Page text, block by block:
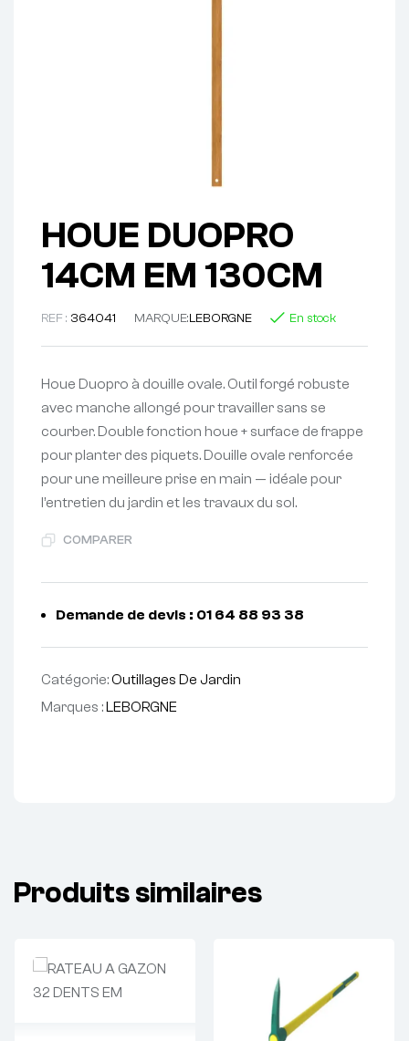
HOUE DUOPRO
14CM EM 130CM
REF : 364041 MARQUE:LEBORGNE En stock
Houe Duopro à douille ovale. Outil forgé robuste
avec manche allongé pour travailler sans se
courber. Double fonction houe + surface de frappe
pour planter des piquets. Douille ovale renforcée
pour une meilleure prise en main — idéale pour
l’entretien du jardin et les travaux du sol.
COMPARER
Demande de devis : 01 64 88 93 38
Catégorie:Outillages De Jardin
Marques :LEBORGNE
Produits similaires